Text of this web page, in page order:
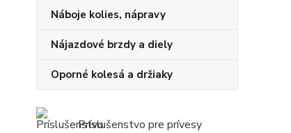
Náboje kolies, nápravy
Nájazdové brzdy a diely
Oporné kolesá a držiaky
Príslušenstvo pre prívesy